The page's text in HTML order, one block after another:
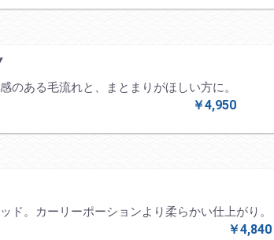
のある毛流れと、まとまりがほしい方に。
￥4,950
ド。カーリーポーションより柔らかい仕上がり。
￥4,840